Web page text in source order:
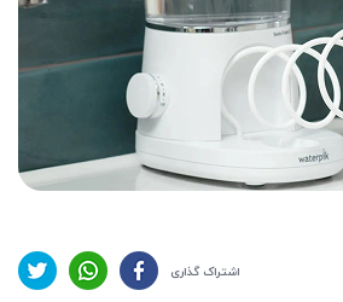
اشتراک گذاری